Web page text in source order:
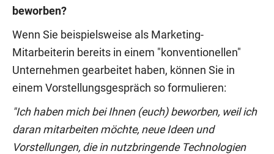
beworben?
Wenn Sie beispielsweise als Marketing-
Mitarbeiterin bereits in einem "konventionellen"
Unternehmen gearbeitet haben, können Sie in
einem Vorstellungsgespräch so formulieren:
"Ich haben mich bei Ihnen (euch) beworben, weil ich
daran mitarbeiten möchte, neue Ideen und
Vorstellungen, die in nutzbringende Technologien